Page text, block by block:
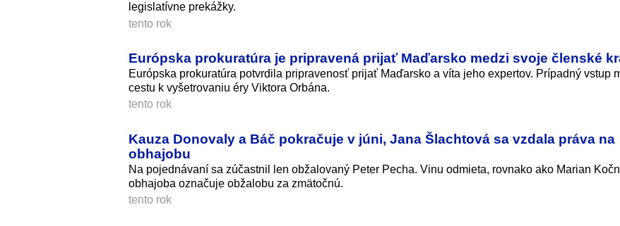
legislatívne prekážky.
tento rok
Európska prokuratúra je pripravená prijať Maďarsko medzi svoje členské
Európska prokuratúra potvrdila pripravenosť prijať Maďarsko a víta jeho expertov. Prípadný vstup
cestu k vyšetrovaniu éry Viktora Orbána.
tento rok
Kauza Donovaly a Báč pokračuje v júni, Jana Šlachtová sa vzdala práva na
obhajobu
Na pojednávaní sa zúčastnil len obžalovaný Peter Pecha. Vinu odmieta, rovnako ako Marian
obhajoba označuje obžalobu za zmätočnú.
tento rok